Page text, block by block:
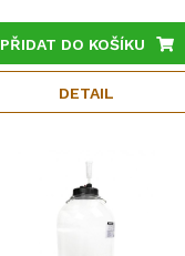
PŘIDAT DO KOŠÍKU
DETAIL